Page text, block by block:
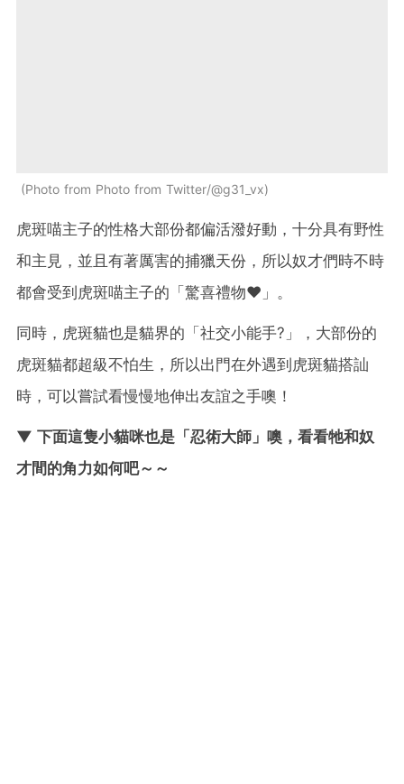
Photo from Photo from Twitter/@g31_vx
虎斑喵主子的性格大部份都偏活潑好動，十分具有野性
和主見，並且有著厲害的捕獵天份，所以奴才們時不時
都會受到虎斑喵主子的「驚喜禮物❤️」。
同時，虎斑貓也是貓界的「社交小能手?」，大部份的
虎斑貓都超級不怕生，所以出門在外遇到虎斑貓搭訕
時，可以嘗試看慢慢地伸出友誼之手噢！
▼ 下面這隻小貓咪也是「忍術大師」噢，看看牠和奴
才間的角力如何吧～～